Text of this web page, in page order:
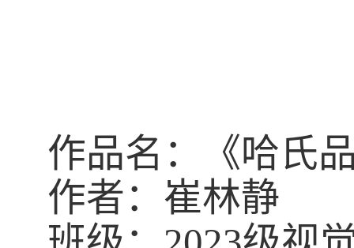
作品名：《哈氏
作者：崔林静